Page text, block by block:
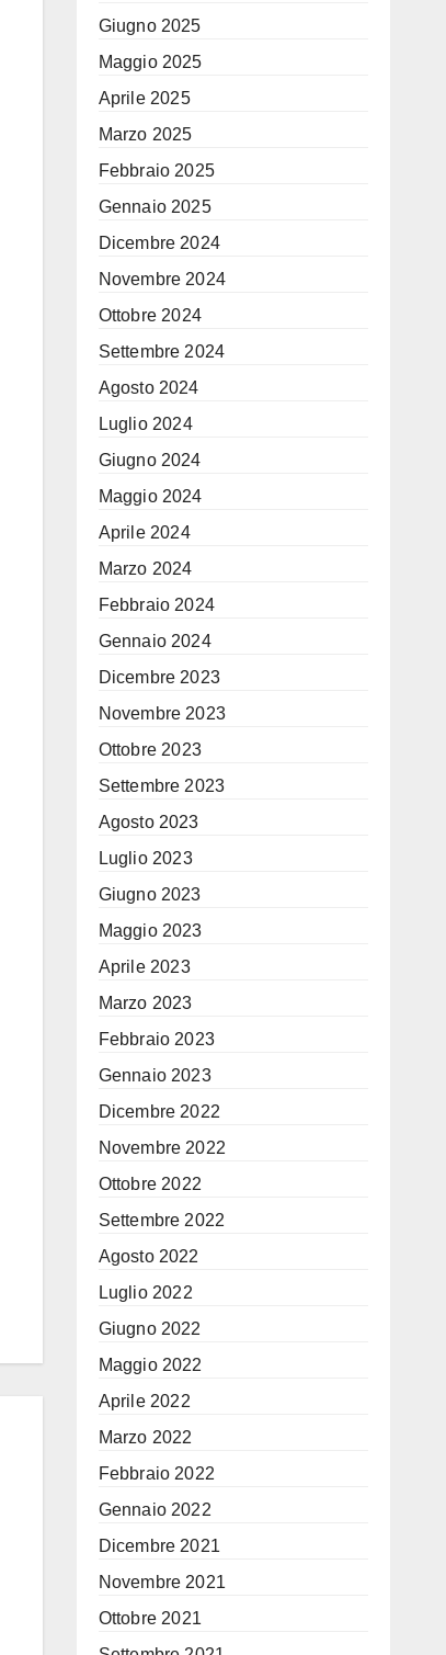
Giugno 2025
Maggio 2025
Aprile 2025
Marzo 2025
Febbraio 2025
Gennaio 2025
Dicembre 2024
Novembre 2024
Ottobre 2024
Settembre 2024
Agosto 2024
Luglio 2024
Giugno 2024
Maggio 2024
Aprile 2024
Marzo 2024
Febbraio 2024
Gennaio 2024
Dicembre 2023
Novembre 2023
Ottobre 2023
Settembre 2023
Agosto 2023
Luglio 2023
Giugno 2023
Maggio 2023
Aprile 2023
Marzo 2023
Febbraio 2023
Gennaio 2023
Dicembre 2022
Novembre 2022
Ottobre 2022
Settembre 2022
Agosto 2022
Luglio 2022
Giugno 2022
Maggio 2022
Aprile 2022
Marzo 2022
Febbraio 2022
Gennaio 2022
Dicembre 2021
Novembre 2021
Ottobre 2021